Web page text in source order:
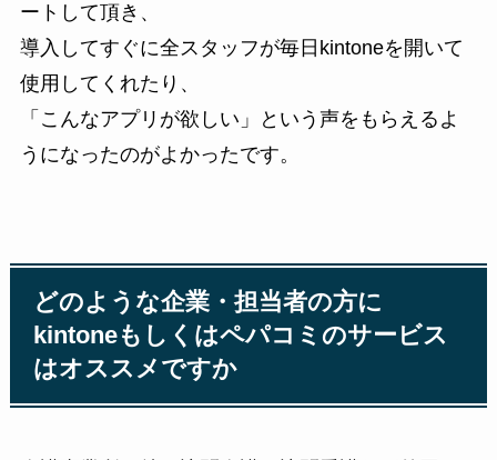
ートして頂き、
導入してすぐに全スタッフが毎日kintoneを開いて
使用してくれたり、
「こんなアプリが欲しい」という声をもらえるよ
うになったのがよかったです。
どのような企業・担当者の方に
kintoneもしくはペパコミのサービス
はオススメですか